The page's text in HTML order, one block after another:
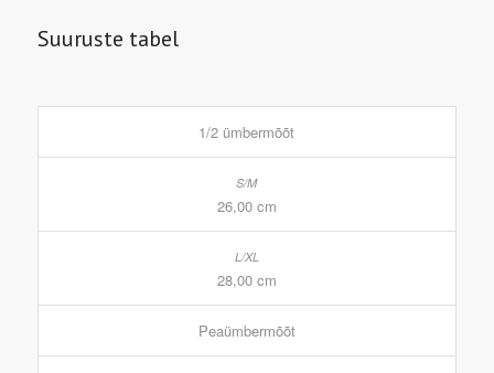
Suuruste tabel
1/2 ümbermõõt
26,00 cm
28,00 cm
Peaümbermõõt